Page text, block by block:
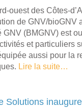
ouest des Côtes-
de GNV/bioGNV
GNV (BMGNV) est
et particuliers
aussi pour la
Lire la suite…
Solutions